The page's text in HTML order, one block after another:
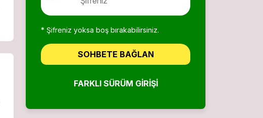
* Şifreniz yoksa boş bırakabilirsiniz.
SOHBETE BAĞLAN
FARKLI SÜRÜM GIRIŞI